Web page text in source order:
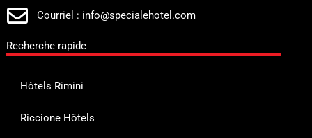
Courriel : info@specialehotel.com
Recherche rapide
Hôtels Rimini
Riccione Hôtels